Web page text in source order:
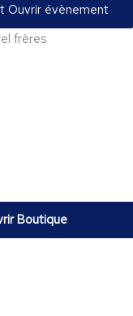
Ouvrir évènement
Boutique